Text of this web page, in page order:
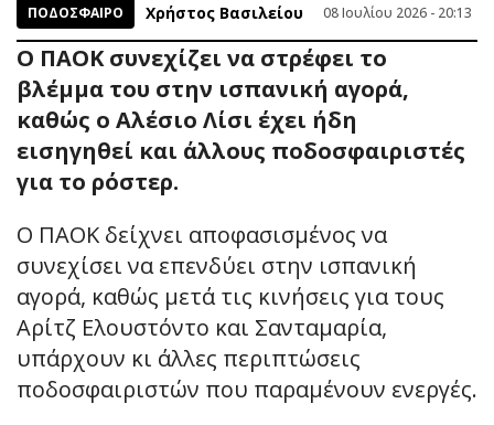
ΠΟΔΟΣΦΑΙΡΟ Χρήστος Βασιλείου 08 Ιουλίου 2026 - 20:13
Ο ΠΑΟΚ συνεχίζει να στρέφει το
βλέμμα του στην ισπανική αγορά,
καθώς ο Αλέσιο Λίσι έχει ήδη
εισηγηθεί και άλλους ποδοσφαιριστές
για το ρόστερ.
Ο ΠΑΟΚ δείχνει αποφασισμένος να
συνεχίσει να επενδύει στην ισπανική
αγορά, καθώς μετά τις κινήσεις για τους
Αρίτζ Ελουστόντο και Σανταμαρία,
υπάρχουν κι άλλες περιπτώσεις
ποδοσφαιριστών που παραμένουν ενεργές.